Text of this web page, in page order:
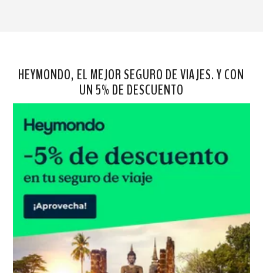
HEYMONDO, EL MEJOR SEGURO DE VIAJES. Y CON
UN 5% DE DESCUENTO